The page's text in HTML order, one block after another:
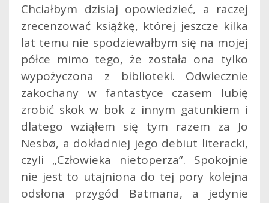
Chciałbym dzisiaj opowiedzieć, a raczej
zrecenzować książkę, której jeszcze kilka
lat temu nie spodziewałbym się na mojej
półce mimo tego, że została ona tylko
wypożyczona z biblioteki. Odwiecznie
zakochany w fantastyce czasem lubię
zrobić skok w bok z innym gatunkiem i
dlatego wziąłem się tym razem za Jo
Nesbø, a dokładniej jego debiut literacki,
czyli „Człowieka nietoperza”. Spokojnie
nie jest to utajniona do tej pory kolejna
odsłona przygód Batmana, a jedynie